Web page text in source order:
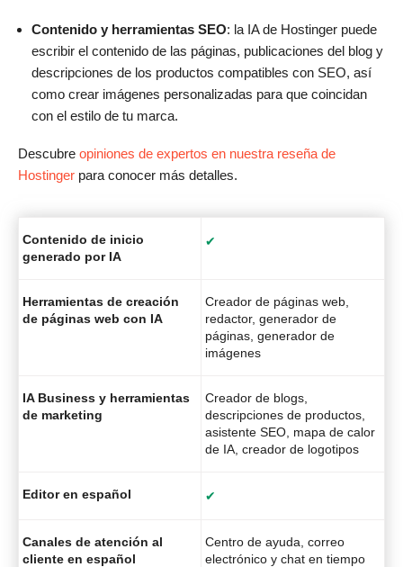
Contenido y herramientas SEO: la IA de Hostinger puede
escribir el contenido de las páginas, publicaciones del blog y
descripciones de los productos compatibles con SEO, así
como crear imágenes personalizadas para que coincidan
con el estilo de tu marca.
Descubre opiniones de expertos en nuestra reseña de
Hostinger para conocer más detalles.
Contenido de inicio
generado por IA
✔
Herramientas de creación
de páginas web con IA
Creador de páginas web,
redactor, generador de
páginas, generador de
imágenes
IA Business y herramientas
de marketing
Creador de blogs,
descripciones de productos,
asistente SEO, mapa de calor
de IA, creador de logotipos
Editor en español ✔
Canales de atención al
cliente en español
Centro de ayuda, correo
electrónico y chat en tiempo